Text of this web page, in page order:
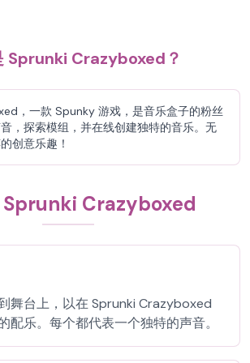
Sprunki Crazyboxed？
，一款 Spunky 游戏，是音乐盒子的粉丝
，探索模组，并在线创建独特的音乐。无
创意乐趣！
Sprunki Crazyboxed
舞台上，以在 Sprunki Crazyboxed
配乐。每个都代表一个独特的声音。